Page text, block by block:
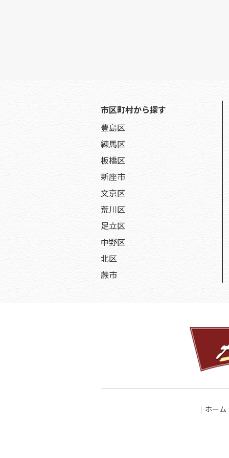
市区町村から探す
豊島区
練馬区
板橋区
新座市
文京区
荒川区
足立区
中野区
北区
蕨市
ホーム